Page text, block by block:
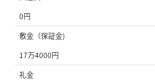
0円
敷金（保証金)
17万4000円
礼金